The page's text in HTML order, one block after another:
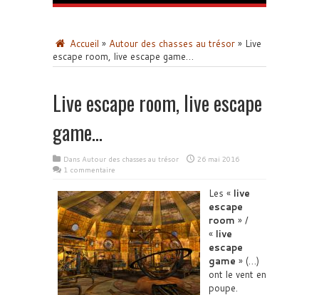
Accueil » Autour des chasses au trésor » Live
escape room, live escape game…
Live escape room, live escape
game…
Dans Autour des chasses au trésor
26 mai 2016
1 commentaire
Les « live
escape
room » /
« live
escape
game » (…)
ont le vent en
poupe.